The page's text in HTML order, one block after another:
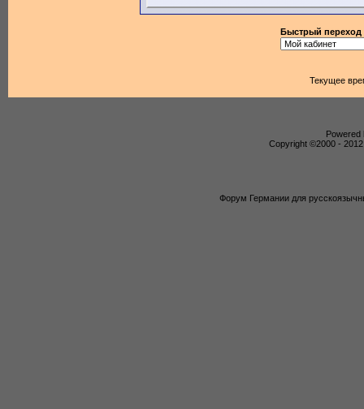
Быстрый переход
Текущее
Powered
Copyright ©2000 -
Форум Германии для